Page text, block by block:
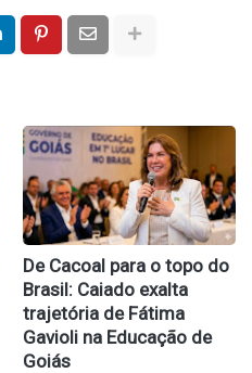
De Cacoal para o topo do
Brasil: Caiado exalta
trajetória de Fátima
Gavioli na Educação de
Goiás